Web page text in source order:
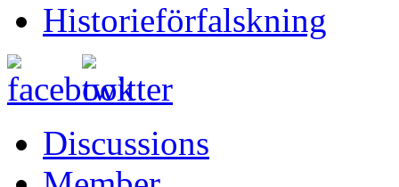
Historieförfalskning
Discussions